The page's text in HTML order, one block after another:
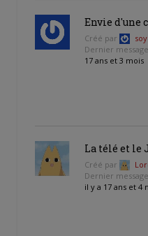
Envie d'une
Créé par
soy
Dernier
17 ans et 3 mois
La télé et le
Créé par
Dernier
il y a 17 ans et 4